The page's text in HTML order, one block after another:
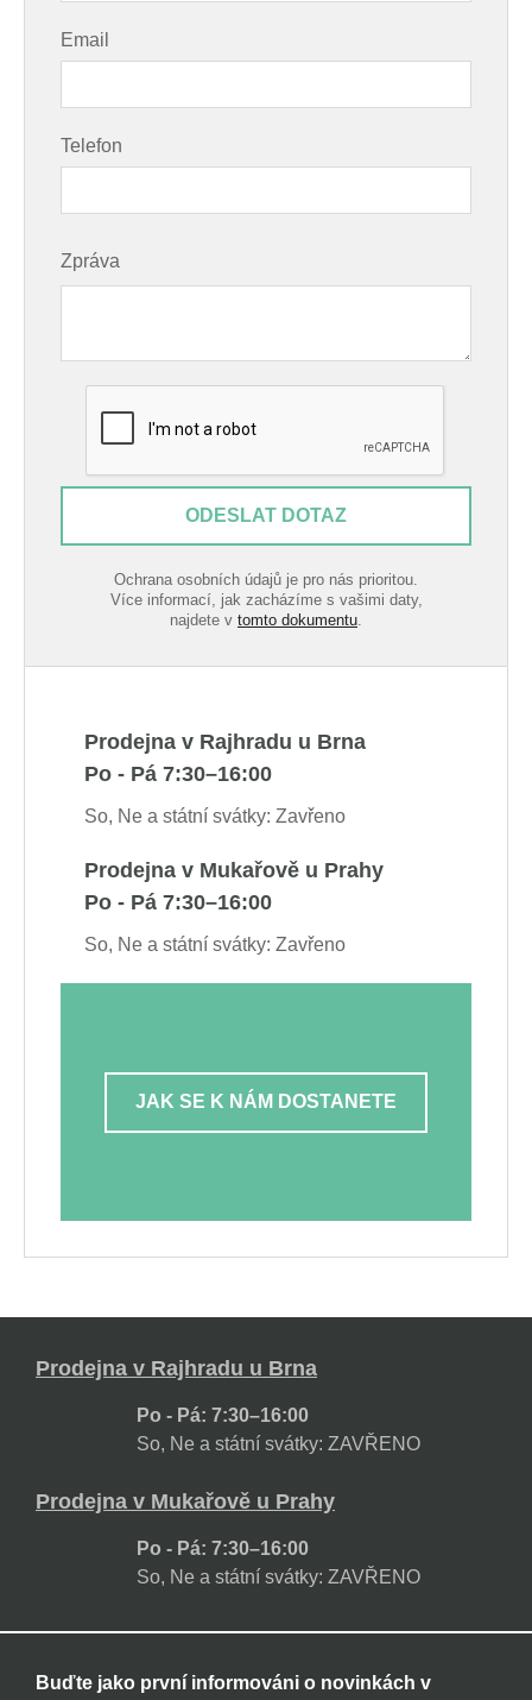
Email
Telefon
Zpráva
ODESLAT DOTAZ
Ochrana osobních údajů je pro nás prioritou.
Více informací, jak zacházíme s vašimi daty,
najdete v tomto dokumentu.
Prodejna v Rajhradu u Brna
Po - Pá 7:30–16:00
So, Ne a státní svátky: Zavřeno
Prodejna v Mukařově u Prahy
Po - Pá 7:30–16:00
So, Ne a státní svátky: Zavřeno
JAK SE K NÁM DOSTANETE
Prodejna v Rajhradu u Brna
Po - Pá: 7:30–16:00
So, Ne a státní svátky: ZAVŘENO
Prodejna v Mukařově u Prahy
Po - Pá: 7:30–16:00
So, Ne a státní svátky: ZAVŘENO
Buďte jako první informováni o novinkách v